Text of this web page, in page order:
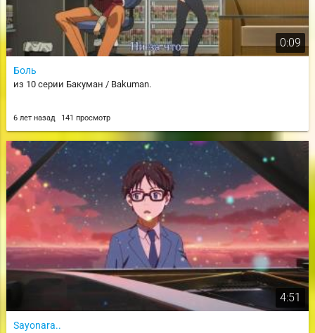
0:09
Боль
из 10 серии Бакуман / Bakuman.
6 лет назад 141 просмотр
4:51
Sayonara..